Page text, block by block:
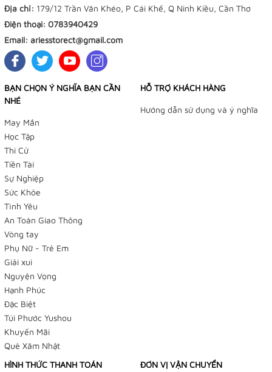
NHẬN ĐẶT HÀNG QUA FACEBOOK TRƯỚC KHI ĐẾN LẤY
Tiệm Điều Ước - Yushou 御守 - Tiệm Phụ Kiện Bạch
Dương
179/12 Trần Văn Khéo, P. Cái Khế, Q Ninh Kiều, TP
Cần Thơ
Facebook:
Địa chỉ: 179/12 Trần Văn Khéo, P Cái Khế, Q Ninh Kiều, Cần Thơ
Điện thoại: 0783940429
Email: ariesstorect@gmail.com
BẠN CHỌN Ý NGHĨA BẠN CẦN
NHÉ
May Mắn
Học Tập
Thi Cử
Tiền Tài
Sự Nghiệp
Sức Khỏe
Tình Yêu
An Toàn Giao Thông
Vòng tay
Phụ Nữ - Trẻ Em
Giải xui
Nguyện Vọng
Hạnh Phúc
Đặc Biệt
Túi Phước Yushou
Khuyến Mãi
Quẻ Xăm Nhật
HỖ TRỢ KHÁCH HÀNG
Hướng dẫn sử dụng và ý nghĩa
HÌNH THỨC THANH TOÁN ĐƠN VỊ VẬN CHUYỂN